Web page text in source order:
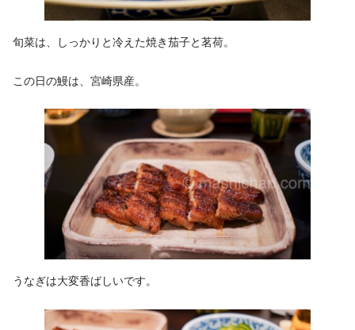
旬菜は、しっかりと冷えた焼き茄子と茗荷。
この日の鰻は、宮崎県産。
うなぎは大変香ばしいです。